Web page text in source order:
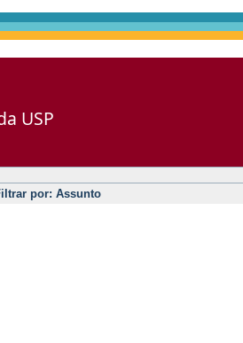
USP
por: Assunto